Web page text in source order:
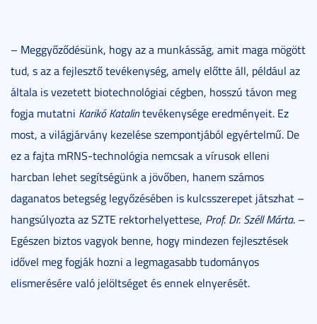
– Meggyőződésünk, hogy az a munkásság, amit maga mögött
tud, s az a fejlesztő tevékenység, amely előtte áll, például az
általa is vezetett biotechnológiai cégben, hosszú távon meg
fogja mutatni Karikó Katalintevékenysége eredményeit. Ez
most, a világjárvány kezelése szempontjából egyértelmű. De
ez a fajta mRNS-technológia nemcsak a vírusok elleni
harcban lehet segítségünk a jövőben, hanem számos
daganatos betegség legyőzésében is kulcsszerepet játszhat –
hangsúlyozta az SZTE rektorhelyettese, Prof. Dr. Széll Márta. –
Egészen biztos vagyok benne, hogy mindezen fejlesztések
idővel meg fogják hozni a legmagasabb tudományos
elismerésére való jelöltséget és ennek elnyerését.